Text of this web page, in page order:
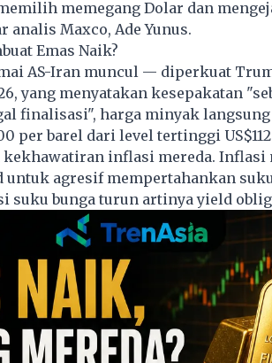
memegang Dolar dan
analis Maxco, Ade Yunus.
Emas Naik?
AS-Iran muncul — diperkuat
yang menyatakan kesepakatan
finalisasi", harga minyak
per barel dari level tertinggi
inflasi mereda. Inflasi
untuk agresif mempertahankan
suku bunga turun artinya yield